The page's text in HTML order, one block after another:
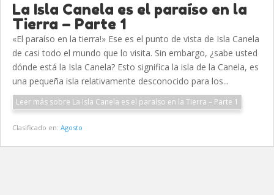
La Isla Canela es el paraíso en la
Tierra – Parte 1
«El paraíso en la tierra!» Ese es el punto de vista de Isla Canela
de casi todo el mundo que lo visita. Sin embargo, ¿sabe usted
dónde está la Isla Canela? Esto significa la isla de la Canela, es
una pequeña isla relativamente desconocido para los...
Leer más sobre La Isla Canela es el paraíso en la Tierra – Parte 1
Clasificado en: Agosto